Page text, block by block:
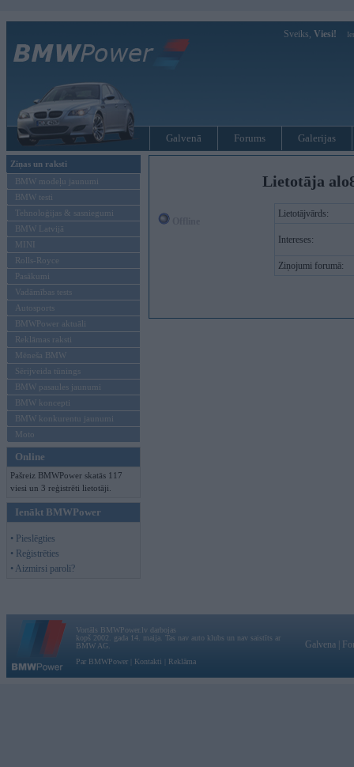
Sveiks, Viesi!
Galvenā Forums Galerijas
Ziņas un raksti
BMW modeļu jaunumi
BMW testi
Tehnoloģijas & sasniegumi
BMW Latvijā
MINI
Rolls-Royce
Pasākumi
Vadāmības tests
Autosports
BMWPower aktuāli
Reklāmas raksti
Mēneša BMW
Sērijveida tūnings
BMW pasaules jaunumi
BMW koncepti
BMW konkurentu jaunumi
Moto
Online
Pašreiz BMWPower skatās 117
viesi un 3 reģistrēti lietotāji.
Ienākt BMWPower
• Pieslēgties
• Reģistrēties
• Aizmirsi paroli?
Lietotāja
Lietotājvārds:
Intereses:
Ziņojumi forumā:
Vortāls BMWPower.lv darbojas
kopš 2002. gada 14. maija. Tas nav auto klubs un nav saistīts ar
BMW AG.
Par BMWPower
Kontakti Reklāma
Galvena